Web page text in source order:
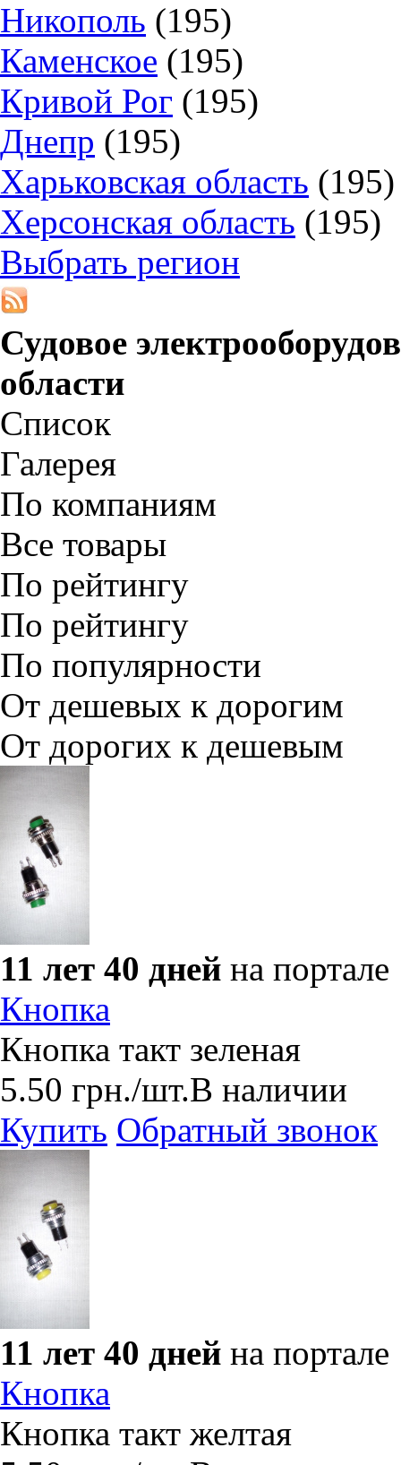
Никополь (195)
Каменское (195)
Кривой Рог (195)
Днепр (195)
Харьковская область (195)
Херсонская область (195)
Выбрать регион
Судовое
области
Список
Галерея
По компаниям
Все товары
По рейтингу
По рейтингу
По популярности
От дешевых к дорогим
От дорогих к дешевым
11 лет 40 дней на портале
Кнопка
Кнопка такт зеленая
5.50 грн./шт.В наличии
Купить Обратный звонок
11 лет 40 дней на портале
Кнопка
Кнопка такт желтая